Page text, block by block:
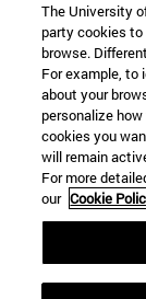
The University
party cookies
browse.
For example, to
about your
personalize
cookies you
will remain
For more
our Cookie